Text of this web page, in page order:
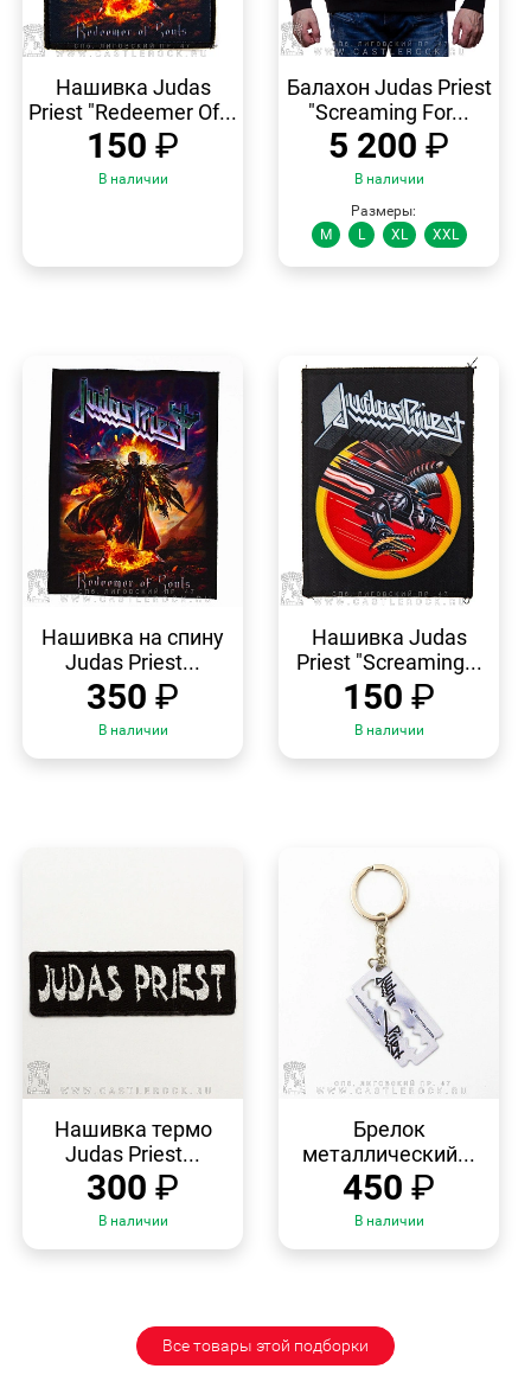
ПРОСМОТР
Нашивка Judas
Priest "Redeemer Of...
150 ₽
В наличии
ПРОСМОТР
Балахон Judas Priest
"Screaming For...
5 200 ₽
В наличии
Размеры:
M
L XL XXL
ПРОСМОТР
Нашивка на спину
Judas Priest...
350 ₽
В наличии
ПРОСМОТР
Нашивка Judas
Priest "Screaming...
150 ₽
В наличии
ПРОСМОТР
Нашивка термо
Judas Priest...
300 ₽
В наличии
ПРОСМОТР
Брелок
металлический...
450 ₽
В наличии
Все товары этой подборки